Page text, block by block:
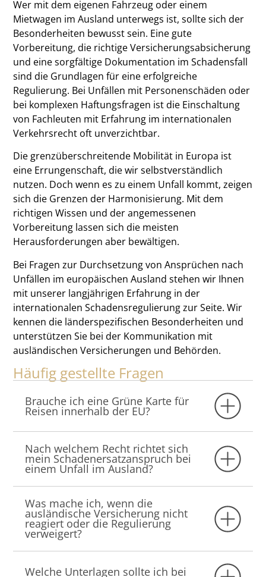
Wer mit dem eigenen Fahrzeug oder einem
Mietwagen im Ausland unterwegs ist, sollte sich der
Besonderheiten bewusst sein. Eine gute
Vorbereitung, die richtige Versicherungsabsicherung
und eine sorgfältige Dokumentation im Schadensfall
sind die Grundlagen für eine erfolgreiche
Regulierung. Bei Unfällen mit Personenschäden oder
bei komplexen Haftungsfragen ist die Einschaltung
von Fachleuten mit Erfahrung im internationalen
Verkehrsrecht oft unverzichtbar.
Die grenzüberschreitende Mobilität in Europa ist
eine Errungenschaft, die wir selbstverständlich
nutzen. Doch wenn es zu einem Unfall kommt, zeigen
sich die Grenzen der Harmonisierung. Mit dem
richtigen Wissen und der angemessenen
Vorbereitung lassen sich die meisten
Herausforderungen aber bewältigen.
Bei Fragen zur Durchsetzung von Ansprüchen nach
Unfällen im europäischen Ausland stehen wir Ihnen
mit unserer langjährigen Erfahrung in der
internationalen Schadensregulierung zur Seite. Wir
kennen die länderspezifischen Besonderheiten und
unterstützen Sie bei der Kommunikation mit
ausländischen Versicherungen und Behörden.
Häufig gestellte Fragen
Brauche ich eine Grüne Karte für
Reisen innerhalb der EU?
Nach welchem Recht richtet sich
mein Schadenersatzanspruch bei
einem Unfall im Ausland?
Was mache ich, wenn die
ausländische Versicherung nicht
reagiert oder die Regulierung
verweigert?
Welche Unterlagen sollte ich bei